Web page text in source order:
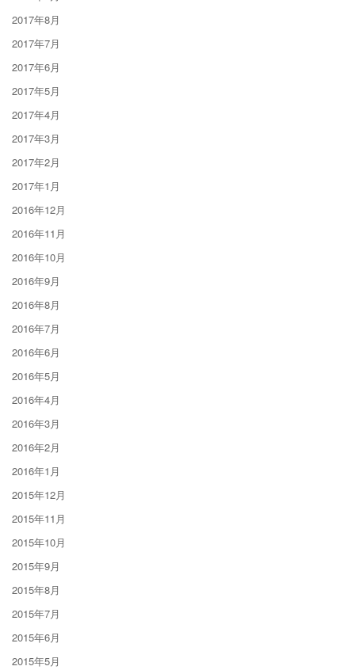
2017年8月
2017年7月
2017年6月
2017年5月
2017年4月
2017年3月
2017年2月
2017年1月
2016年12月
2016年11月
2016年10月
2016年9月
2016年8月
2016年7月
2016年6月
2016年5月
2016年4月
2016年3月
2016年2月
2016年1月
2015年12月
2015年11月
2015年10月
2015年9月
2015年8月
2015年7月
2015年6月
2015年5月